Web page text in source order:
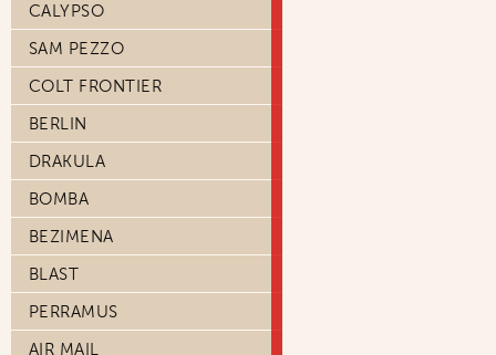
CALYPSO
SAM PEZZO
COLT FRONTIER
BERLIN
DRAKULA
BOMBA
BEZIMENA
BLAST
PERRAMUS
AIR MAIL